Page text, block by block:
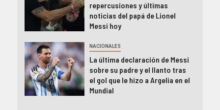
repercusiones y últimas
noticias del papá de Lionel
Messi hoy
NACIONALES
La última declaración de Messi
sobre su padre y el llanto tras
el gol que le hizo a Argelia en el
Mundial